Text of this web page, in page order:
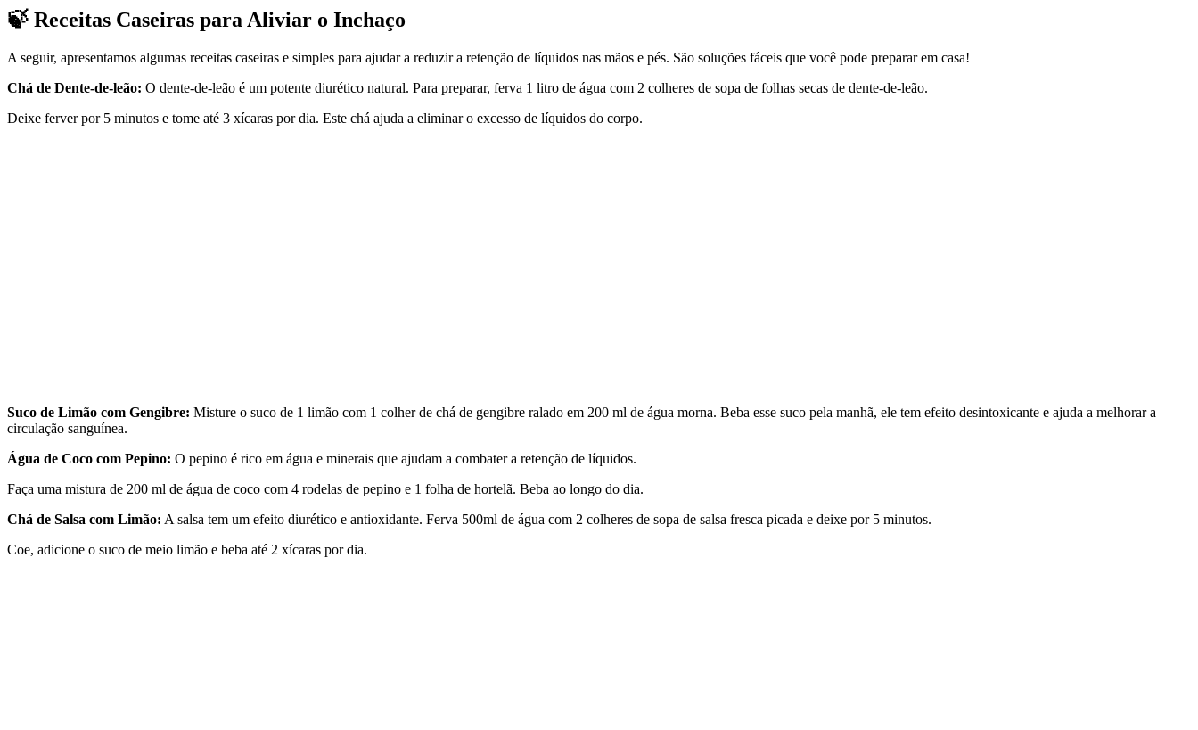
🍃 Receitas Caseiras para Aliviar o Inchaço
A seguir, apresentamos algumas receitas caseiras e simples para ajudar a reduzir a retenção de líquidos nas mãos e pés. São soluções fáceis que você pode preparar em casa!
Chá de Dente-de-leão: O dente-de-leão é um potente diurético natural. Para preparar, ferva 1 litro de água com 2 colheres de sopa de folhas secas de dente-de-leão.
Deixe ferver por 5 minutos e tome até 3 xícaras por dia. Este chá ajuda a eliminar o excesso de líquidos do corpo.
Suco de Limão com Gengibre: Misture o suco de 1 limão com 1 colher de chá de gengibre ralado em 200 ml de água morna. Beba esse suco pela manhã, ele tem efeito desintoxicante e ajuda a melhorar a
circulação sanguínea.
Água de Coco com Pepino: O pepino é rico em água e minerais que ajudam a combater a retenção de líquidos.
Faça uma mistura de 200 ml de água de coco com 4 rodelas de pepino e 1 folha de hortelã. Beba ao longo do dia.
Chá de Salsa com Limão: A salsa tem um efeito diurético e antioxidante. Ferva 500ml de água com 2 colheres de sopa de salsa fresca picada e deixe por 5 minutos.
Coe, adicione o suco de meio limão e beba até 2 xícaras por dia.